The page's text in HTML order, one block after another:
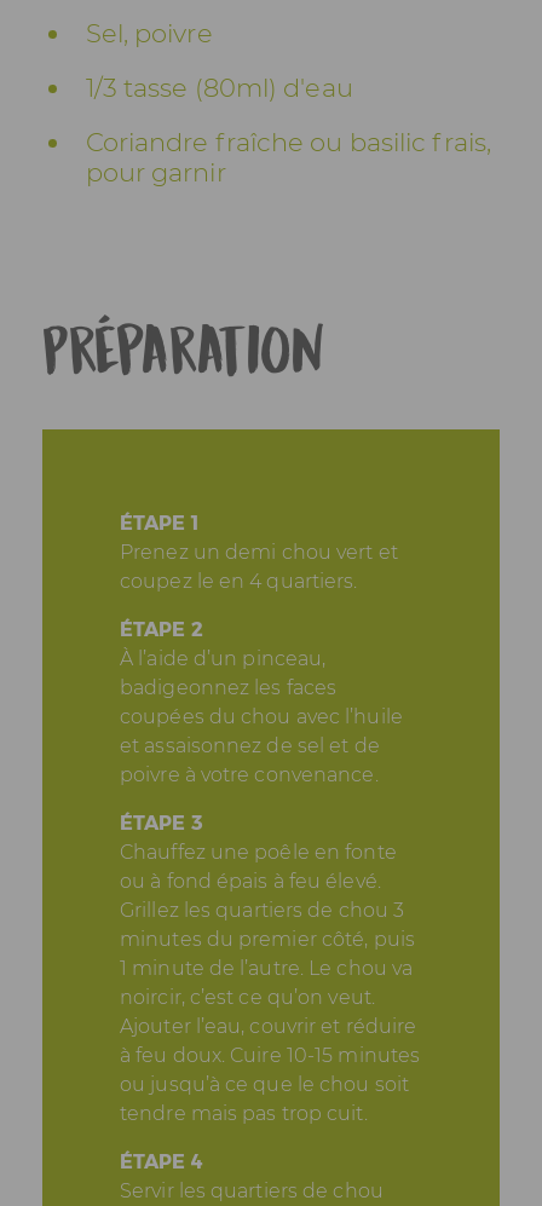
Sel, poivre
1/3 tasse (80ml) d'eau
Coriandre fraîche ou basilic frais,
pour garnir
Préparation
ÉTAPE 1
Prenez un demi chou vert et
coupez le en 4 quartiers.
ÉTAPE 2
À l’aide d’un pinceau,
badigeonnez les faces
coupées du chou avec l’huile
et assaisonnez de sel et de
poivre à votre convenance.
ÉTAPE 3
Chauffez une poêle en fonte
ou à fond épais à feu élevé.
Grillez les quartiers de chou 3
minutes du premier côté, puis
1 minute de l’autre. Le chou va
noircir, c’est ce qu’on veut.
Ajouter l’eau, couvrir et réduire
à feu doux. Cuire 10-15 minutes
ou jusqu’à ce que le chou soit
tendre mais pas trop cuit.
ÉTAPE 4
Servir les quartiers de chou